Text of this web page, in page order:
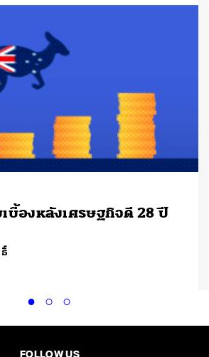
บื้องหลังเศรษฐกิจดี 28 ปี